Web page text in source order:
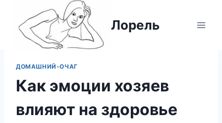
содержимому
Лорель
ДОМАШНИЙ-ОЧАГ
Как эмоции хозяев
влияют на здоровье